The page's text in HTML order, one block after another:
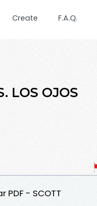
Create F.A.Q.
LOS OJOS
PDF - SCOTT